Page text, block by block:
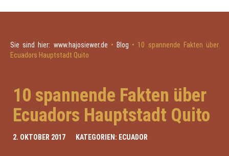
Sie sind hier: www.hajosiewer.de • Blog • 10 spannende Fakten über
Ecuadors Hauptstadt Quito
10 spannende Fakten über
Ecuadors Hauptstadt Quito
2. OKTOBER 2017 KATEGORIEN: ECUADOR